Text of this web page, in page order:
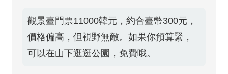
觀景臺門票11000韓元，約合臺幣300元，
價格偏高，但視野無敵。如果你預算緊，
可以在山下逛逛公園，免費哦。